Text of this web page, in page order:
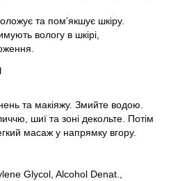
та пом’якшує шкіру.
вологу в шкірі,
та макіяжу. Змийте водою.
шиї та зоні декольте. Потім
масаж у напрямку вгору.
Glycol, Alcohol Denat.,